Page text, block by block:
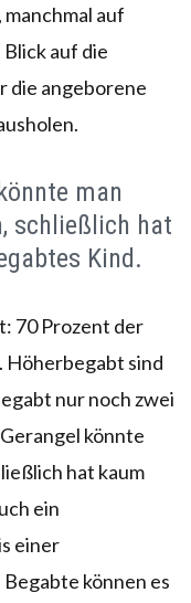
auf
auf die
die angeborene
man
schließlich hat
Kind.
70 Prozent der
Höherbegabt sind
nur noch zwei
könnte
hat kaum
ein
einer
können es